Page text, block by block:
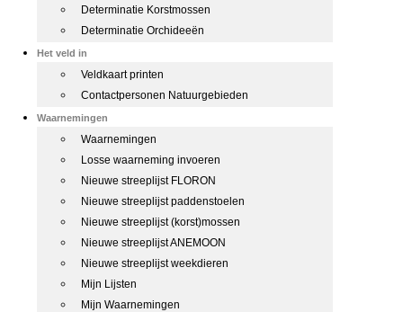
Determinatie Korstmossen
Determinatie Orchideeën
Het veld in
Veldkaart printen
Contactpersonen Natuurgebieden
Waarnemingen
Waarnemingen
Losse waarneming invoeren
Nieuwe streeplijst FLORON
Nieuwe streeplijst paddenstoelen
Nieuwe streeplijst (korst)mossen
Nieuwe streeplijst ANEMOON
Nieuwe streeplijst weekdieren
Mijn Lijsten
Mijn Waarnemingen